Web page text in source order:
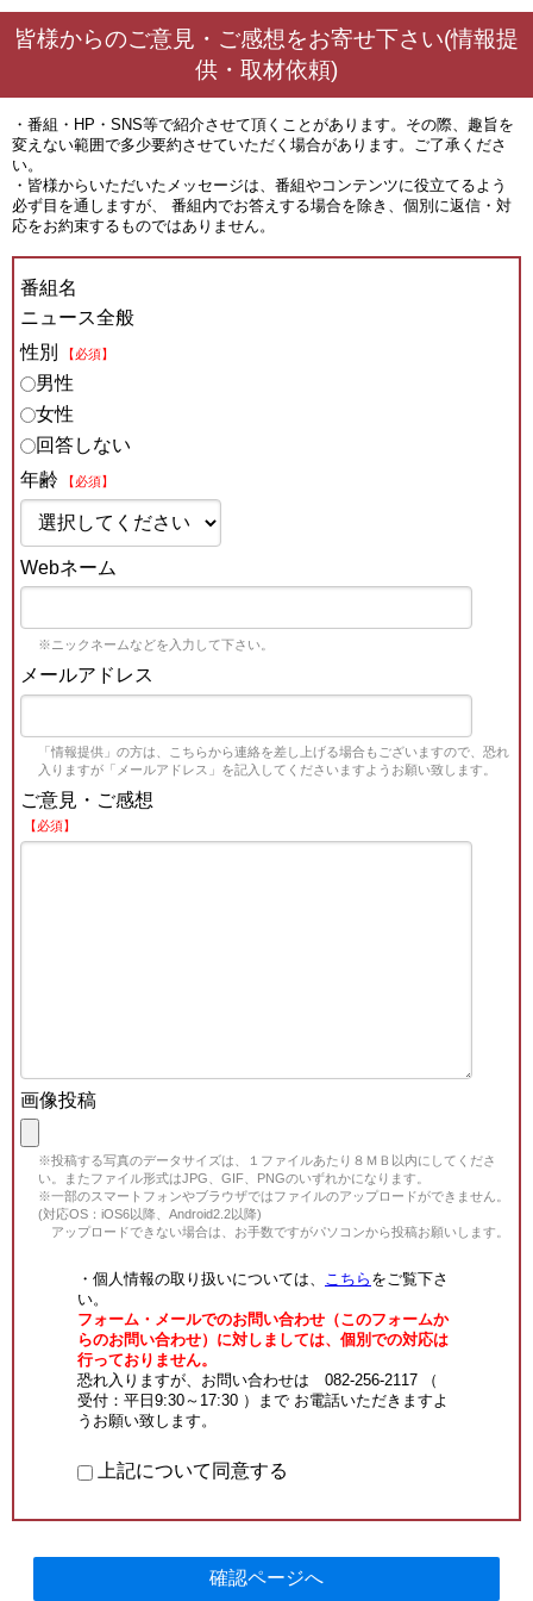
皆様からのご意見・ご感想をお寄せ下さい(情報提
供・取材依頼)
・番組・HP・SNS等で紹介させて頂くことがあります。その際、趣旨を
変えない範囲で多少要約させていただく場合があります。ご了承くださ
い。
・皆様からいただいたメッセージは、番組やコンテンツに役立てるよう
必ず目を通しますが、 番組内でお答えする場合を除き、個別に返信・対
応をお約束するものではありません。
番組名
ニュース全般
性別
【必須】
男性
女性
回答しない
年齢
【必須】
Webネーム
※ニックネームなどを入力して下さい。
メールアドレス
「情報提供」の方は、こちらから連絡を差し上げる場合もございますので、恐れ
入りますが「メールアドレス」を記入してくださいますようお願い致します。
ご意見・ご感想
【必須】
画像投稿
※投稿する写真のデータサイズは、１ファイルあたり８ＭＢ以内にしてくださ
い。またファイル形式はJPG、GIF、PNGのいずれかになります。
※一部のスマートフォンやブラウザではファイルのアップロードができません。
(対応OS：iOS6以降、Android2.2以降)
アップロードできない場合は、お手数ですがパソコンから投稿お願いします。
・個人情報の取り扱いについては、 こちら をご覧下さ
い。
フォーム・メールでのお問い合わせ（このフォームか
らのお問い合わせ）に対しましては、個別での対応は
行っておりません。
恐れ入りますが、お問い合わせは 082-256-2117 （
受付：平日9:30～17:30 ）まで お電話いただきますよ
うお願い致します。
上記について同意する
確認ページへ